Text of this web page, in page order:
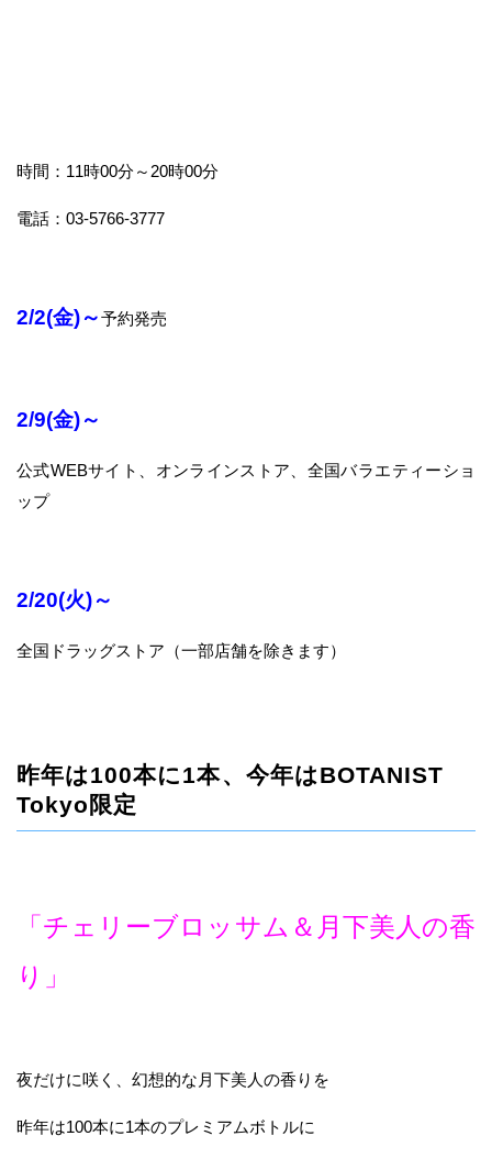
時間：11時00分～20時00分
電話：03-5766-3777
2/2(金)～予約発売
2/9(金)～
公式WEBサイト、オンラインストア、全国バラエティーショ
ップ
2/20(火)～
全国ドラッグストア（一部店舗を除きます）
昨年は100本に1本、今年はBOTANIST
Tokyo限定
「チェリーブロッサム＆月下美人の香
り」
夜だけに咲く、幻想的な月下美人の香りを
昨年は100本に1本のプレミアムボトルに